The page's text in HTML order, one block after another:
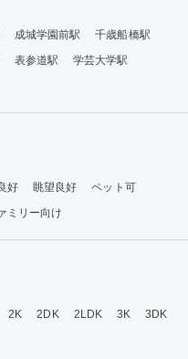
成城学園前駅
千歳船橋駅
表参道駅
学芸大学駅
好 眺望良好
ペット可
ミリー向け
2K 2DK 2LDK 3K
3DK